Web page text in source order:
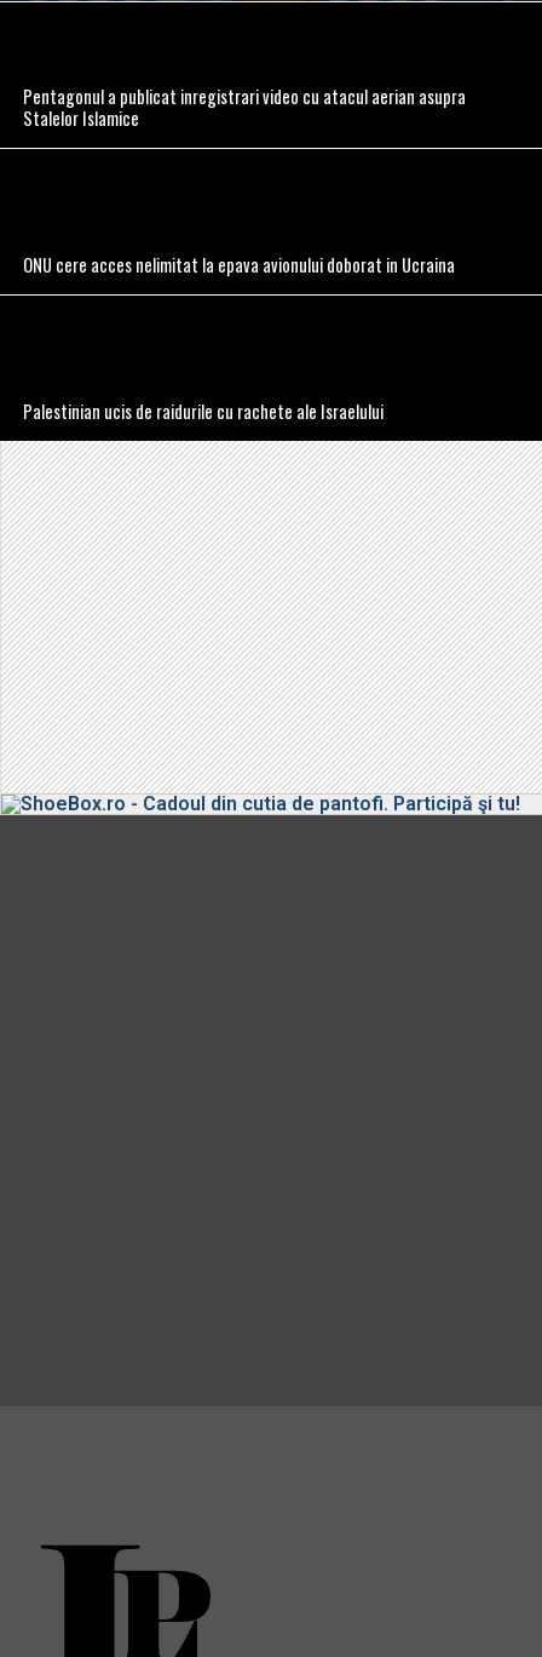
Pentagonul a publicat inregistrari video cu atacul aerian asupra
Stalelor Islamice
ONU cere acces nelimitat la epava avionului doborat in Ucraina
Palestinian ucis de raidurile cu rachete ale Israelului